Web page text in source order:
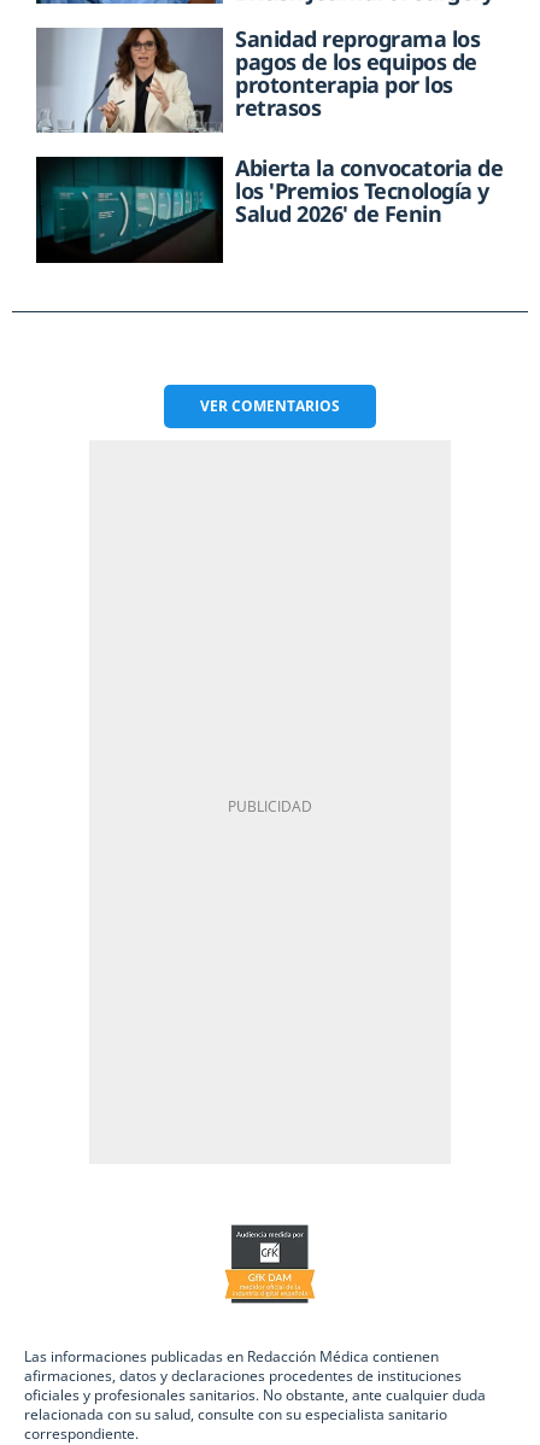
Sanidad reprograma los
pagos de los equipos de
protonterapia por los
retrasos
Abierta la convocatoria de
los 'Premios Tecnología y
Salud 2026' de Fenin
VERCOMENTARIOS
Las informaciones publicadas en Redacción Médica contienen
afirmaciones, datos y declaraciones procedentes de instituciones
oficiales y profesionales sanitarios. No obstante, ante cualquier duda
relacionada con su salud, consulte con su especialista sanitario
correspondiente.